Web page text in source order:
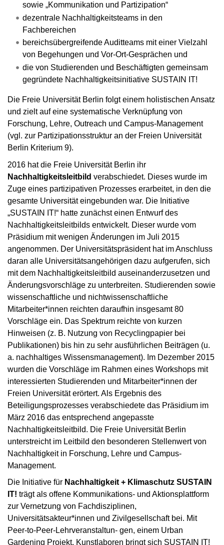
sowie „Kommunikation und Partizipation“
dezentrale Nachhaltigkeitsteams in den
Fachbereichen
bereichsübergreifende Auditteams mit einer Vielzahl
von Begehungen und Vor-Ort-Gesprächen und
die von Studierenden und Beschäftigten gemeinsam
gegründete Nachhaltigkeitsinitiative SUSTAIN IT!
Die Freie Universität Berlin folgt einem holistischen Ansatz
und zielt auf eine systematische Verknüpfung von
Forschung, Lehre, Outreach und Campus-Management
(vgl. zur Partizipationsstruktur an der Freien Universität
Berlin Kriterium 9).
2016 hat die Freie Universität Berlin ihr
Nachhaltigkeitsleitbild verabschiedet. Dieses wurde im
Zuge eines partizipativen Prozesses erarbeitet, in den die
gesamte Universität eingebunden war. Die Initiative
„SUSTAIN IT!“ hatte zunächst einen Entwurf des
Nachhaltigkeitsleitbilds entwickelt. Dieser wurde vom
Präsidium mit wenigen Änderungen im Juli 2015
angenommen. Der Universitätspräsident hat im Anschluss
daran alle Universitätsangehörigen dazu aufgerufen, sich
mit dem Nachhaltigkeitsleitbild auseinanderzusetzen und
Änderungsvorschläge zu unterbreiten. Studierenden sowie
wissenschaftliche und nichtwissenschaftliche
Mitarbeiter*innen reichten daraufhin insgesamt 80
Vorschläge ein. Das Spektrum reichte von kurzen
Hinweisen (z. B. Nutzung von Recyclingpapier bei
Publikationen) bis hin zu sehr ausführlichen Beiträgen (u.
a. nachhaltiges Wissensmanagement). Im Dezember 2015
wurden die Vorschläge im Rahmen eines Workshops mit
interessierten Studierenden und Mitarbeiter*innen der
Freien Universität erörtert. Als Ergebnis des
Beteiligungsprozesses verabschiedete das Präsidium im
März 2016 das entsprechend angepasste
Nachhaltigkeitsleitbild. Die Freie Universität Berlin
unterstreicht im Leitbild den besonderen Stellenwert von
Nachhaltigkeit in Forschung, Lehre und Campus-
Management.
Die Initiative für Nachhaltigkeit + Klimaschutz SUSTAIN
IT! trägt als offene Kommunikations- und Aktionsplattform
zur Vernetzung von Fachdisziplinen,
Universitätsakteur*innen und Zivilgesellschaft bei. Mit
Peer-to-Peer-Lehrveranstaltun- gen, einem Urban
Gardening Projekt, Kunstlaboren bringt sich SUSTAIN IT!